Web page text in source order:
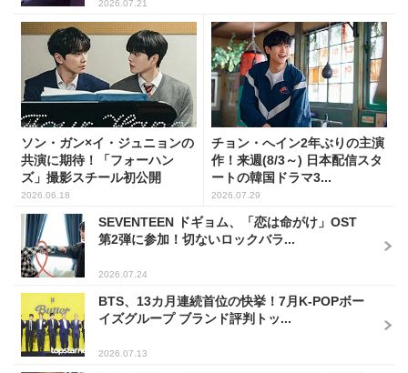
2026.07.21
ソン・ガン×イ・ジュニョンの
共演に期待！「フォーハン
ズ」撮影スチール初公開
2026.06.18
チョン・へイン2年ぶりの主演
作！来週(8/3～) 日本配信スタ
ートの韓国ドラマ3...
2026.07.29
SEVENTEEN ドギョム、「恋は命がけ」OST
第2弾に参加！切ないロックバラ...
2026.07.24
BTS、13カ月連続首位の快挙！7月K-POPボー
イズグループ ブランド評判トッ...
2026.07.13